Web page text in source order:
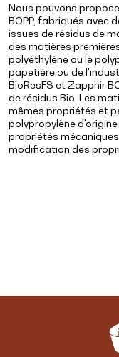
Nous pouvons
BOPP, fabriqués avec
issues de résidus de
des matières
polyéthylène ou le
papetière ou de
BioResFS et Zapphir
de résidus Bio. Les
mêmes propriétés et
polypropylène
propriétés
modification des